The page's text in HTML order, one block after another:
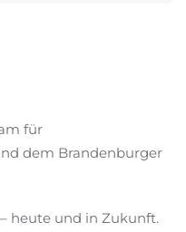
für
dem Brandenburger
heute und in Zukunft.